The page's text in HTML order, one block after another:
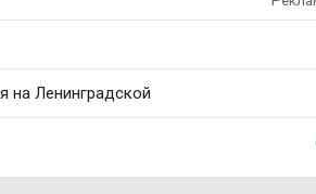
на Ленинградской